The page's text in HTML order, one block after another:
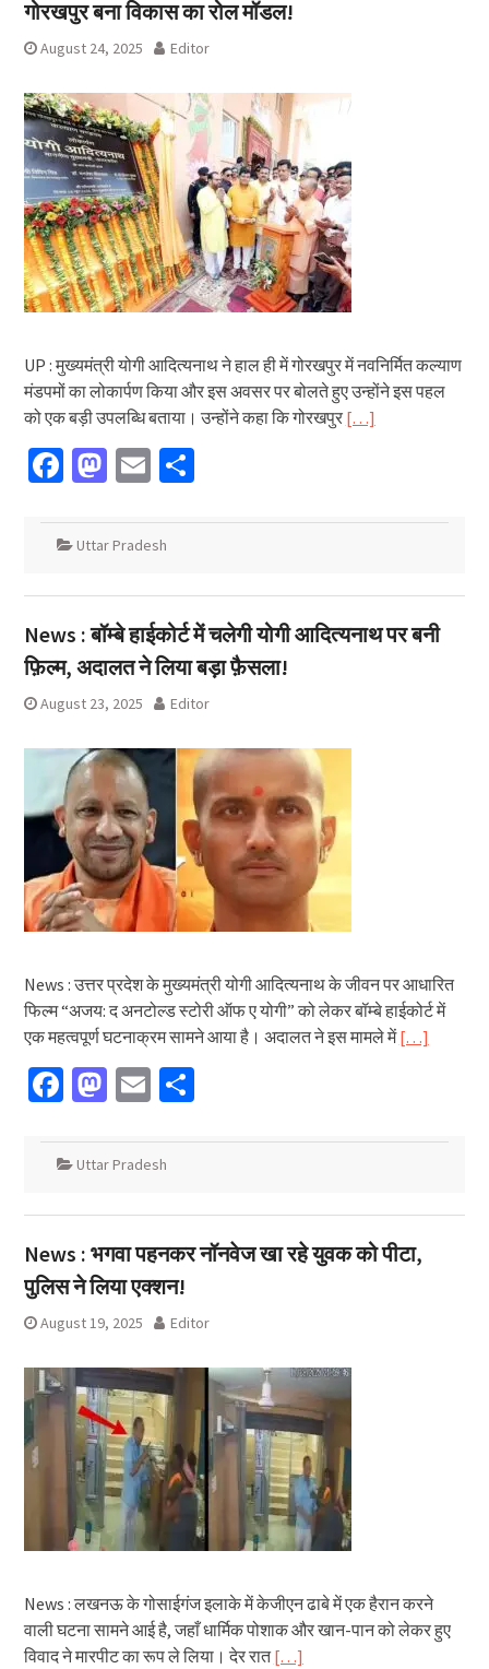
गोरखपुर बना विकास का रोल मॉडल!
August 24, 2025 Editor
UP : मुख्यमंत्री योगी आदित्यनाथ ने हाल ही में गोरखपुर में नवनिर्मित कल्याण
मंडपमों का लोकार्पण किया और इस अवसर पर बोलते हुए उन्होंने इस पहल
को एक बड़ी उपलब्धि बताया। उन्होंने कहा कि गोरखपुर […]
Facebook
Mastodon
EmailShare
Uttar Pradesh
News : बॉम्बे हाईकोर्ट में चलेगी योगी आदित्यनाथ पर बनी
फ़िल्म, अदालत ने लिया बड़ा फ़ैसला!
August 23, 2025 Editor
News : उत्तर प्रदेश के मुख्यमंत्री योगी आदित्यनाथ के जीवन पर आधारित
फिल्म “अजय: द अनटोल्ड स्टोरी ऑफ ए योगी” को लेकर बॉम्बे हाईकोर्ट में
एक महत्वपूर्ण घटनाक्रम सामने आया है। अदालत ने इस मामले में[…]
Facebook
Mastodon
EmailShare
Uttar Pradesh
News : भगवा पहनकर नॉनवेज खा रहे युवक को पीटा,
पुलिस ने लिया एक्शन!
August 19, 2025 Editor
News : लखनऊ के गोसाईगंज इलाके में केजीएन ढाबे में एक हैरान करने
वाली घटना सामने आई है, जहाँ धार्मिक पोशाक और खान-पान को लेकर हुए
विवाद ने मारपीट का रूप ले लिया। देर रात[…]